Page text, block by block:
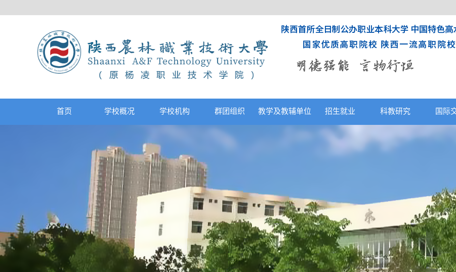
首页 学校概况 学校机构 群团组织 教学及教辅单位 招生就业 科教研究 国际